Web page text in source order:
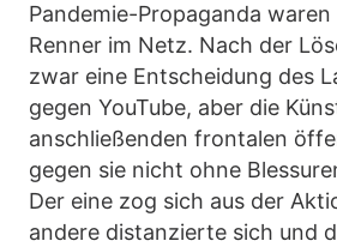
Pandemie-Propaganda
Renner im Netz. Nach der
zwar eine Entscheidung des
gegen YouTube, aber die
anschließenden frontalen
gegen sie nicht ohne
Der eine zog sich aus der
andere distanzierte sich und